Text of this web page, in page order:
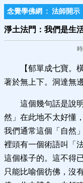
念覺學佛網 : 法師開示
淨土法門：我們是生
【郁單成七寶。
著於無上下。洞達無
這個幾句話是說
然」在此地不太好懂
我們通常這個「自然
裡頭有一個術語叫「
這個樣子的。這不得
只能比喻個彷佛，沒